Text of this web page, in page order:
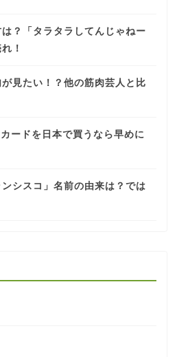
？「タラタラしてんじゃねー
！
見たい！？他の筋肉芸人と比
ードを日本で買うなら早めに
シスコ」名前の由来は？では